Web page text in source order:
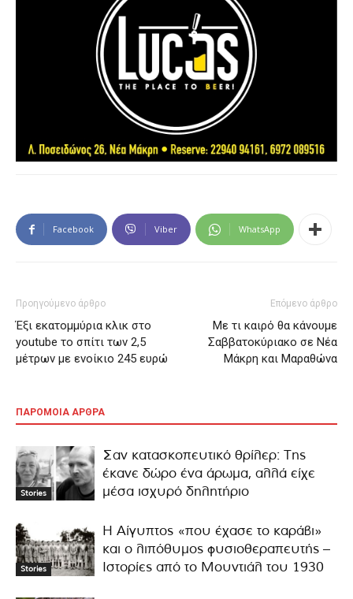
Facebook Viber WhatsApp
Προηγούμενο άρθρο
Έξι εκατομμύρια κλικ στο
youtube το σπίτι των 2,5
μέτρων με ενοίκιο 245 ευρώ
Επόμενο άρθρο
Με τι καιρό θα κάνουμε
Σαββατοκύριακο σε Νέα
Μάκρη και Μαραθώνα
ΠΑΡΟΜΟΙΑ ΑΡΘΡΑ
Stories
Σαν κατασκοπευτικό θρίλερ: Της
έκανε δώρο ένα άρωμα, αλλά είχε
μέσα ισχυρό δηλητήριο
Stories
Η Αίγυπτος «που έχασε το καράβι»
και ο λιπόθυμος φυσιοθεραπευτής –
Ιστορίες από το Μουντιάλ του 1930